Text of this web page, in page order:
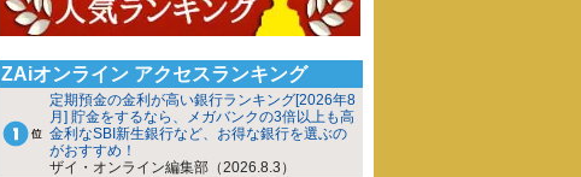
ZAiオンライン アクセスランキング
定期預金の金利が高い銀行ランキング[2026年8
月] 貯金をするなら、メガバンクの3倍以上も高
金利なSBI新生銀行など、お得な銀行を選ぶの
がおすすめ！
ザイ・オンライン編集部（2026.8.3）